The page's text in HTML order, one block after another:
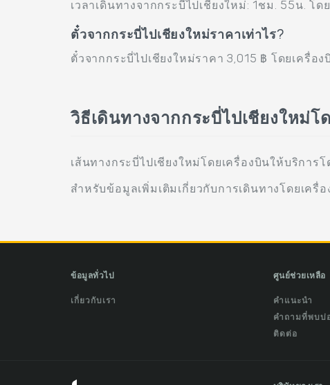
เวลาเดินทางจากกระบี่ไปเชียงใหม่: 1ชม. 55น. โด
ตั๋วจากกระบี่ไปเชียงใหม่ราคาเท่าไร?
ตั๋วจากกระบี่ไปเชียงใหม่ราคา 3,015 ฿ โดยเครื่อง
วิธีเดินทางจากกระบี่ไปเชียงใหม่โ
เส้นทางกระบี่ไปเชียงใหม่โดยเครื่องบินให้บริการโ
สำหรับข้อมูลเพิ่มเติมเกี่ยวกับการเดินทางโดยเครื่
ข้อมูลทั่วไป
เกี่ยวกับเรา
ศูนย์ช่วยเหลือ
คำแนะนำ
คำถามที่พบบ่
ติดต่อ